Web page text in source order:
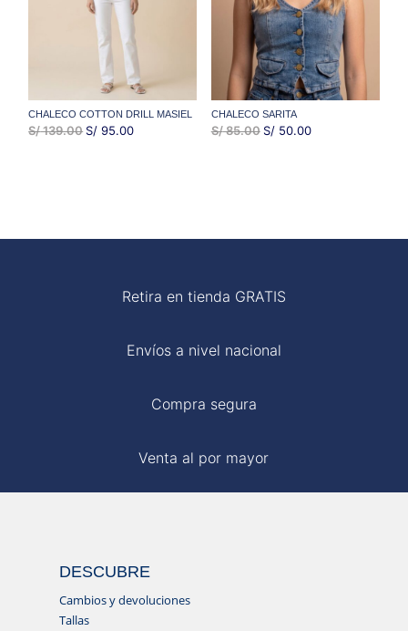
CHALECO COTTON DRILL MASIEL
S/139.00 EL
S/ 95.00EL
CHALECO SARITA
S/85.00 EL
S/50.00EL
Retira en tienda GRATIS
Envíos a nivel nacional
Compra segura
Venta al por mayor
DESCUBRE
Cambios y devoluciones
Tallas